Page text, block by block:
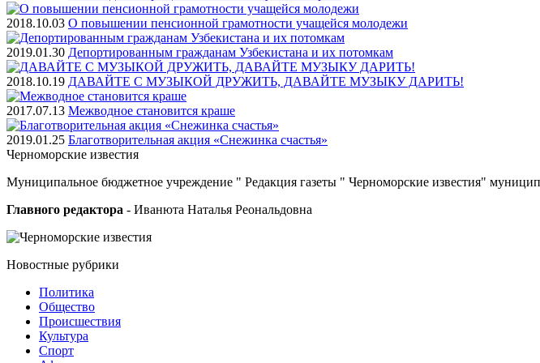
2018.10.03 О повышении пенсионной грамотности учащейся молодежи
2019.01.30 Депортированным гражданам Узбекистана и их потомкам
2018.10.19 ДАВАЙТЕ С МУЗЫКОЙ ДРУЖИТЬ, ДАВАЙТЕ МУЗЫКУ ДАРИТЬ!
2017.07.13 Межводное становится краше
2019.01.25 Благотворительная акция «Снежинка счастья»
Черноморские известия
Муниципальное бюджетное учреждение " Редакция газеты " Черноморские известия"
Главного редактора - Иванюта Наталья Реональдовна
Новостные рубрики
Политика
Общество
Проиcшествия
Культура
Спорт